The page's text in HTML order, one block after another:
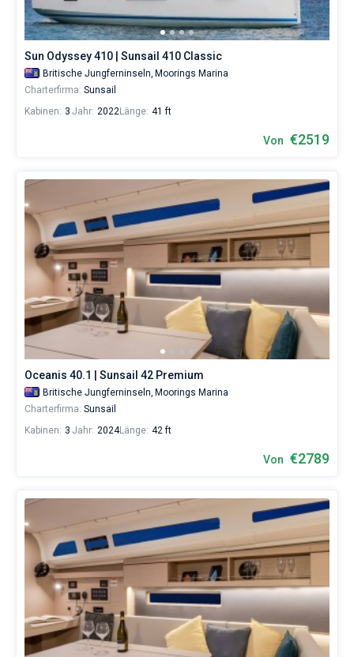
Sun Odyssey 410 | Sunsail 410 Classic
Britische Jungferninseln, Moorings Marina
Charterfirma: Sunsail
Kabinen: 3 Jahr: 2022Länge: 41 ft
Von €2519
Oceanis 40.1 | Sunsail 42 Premium
Britische Jungferninseln, Moorings Marina
Charterfirma: Sunsail
Kabinen: 3 Jahr: 2024Länge: 42 ft
Von €2789